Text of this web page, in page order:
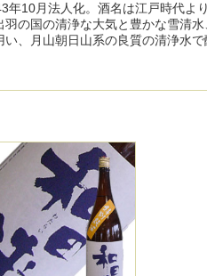
年10月法人化。酒名は江戸時代よ
の国の清浄な大気と豊かな雪清
、月山朝日山系の良質の清浄水